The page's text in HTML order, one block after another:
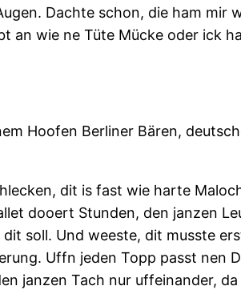
Dachte schon, die ham mir
an wie ne Tüte Mücke oder ick
Hoofen Berliner Bären,
dit is fast wie harte
dooert Stunden, den janzen
soll. Und weeste, dit musste
Uffn jeden Topp passt nen
janzen Tach nur uffeinander,